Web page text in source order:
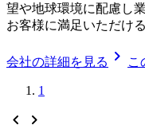
望や地球環境に配慮し
お客様に満足いただけ
会社の詳細を見る chevron_right こ
1
chevron_left chevron_right